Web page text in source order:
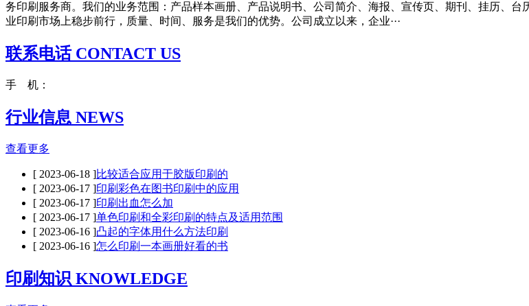
务印刷服务商。我们的业务范围：产品样本画册、产品说明书、公司简介、海报、宣传页、期刊、挂历、
业印刷市场上稳步前行，质量、时间、服务是我们的优势。公司成立以来，企业···
联系电话 CONTACT US
手 机：
行业信息 NEWS
查看更多
[ 2023-06-18 ]比较适合应用于胶版印刷的
[ 2023-06-17 ]印刷彩色在图书印刷中的应用
[ 2023-06-17 ]印刷出血怎么加
[ 2023-06-17 ]单色印刷和全彩印刷的特点及适用范围
[ 2023-06-16 ]凸起的字体用什么方法印刷
[ 2023-06-16 ]怎么印刷一本画册好看的书
印刷知识 KNOWLEDGE